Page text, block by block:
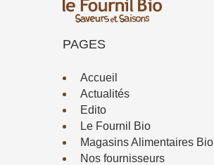
PAGES
Accueil
Actualités
Edito
Le Fournil Bio
Magasins Alimentaires Bio
Nos fournisseurs